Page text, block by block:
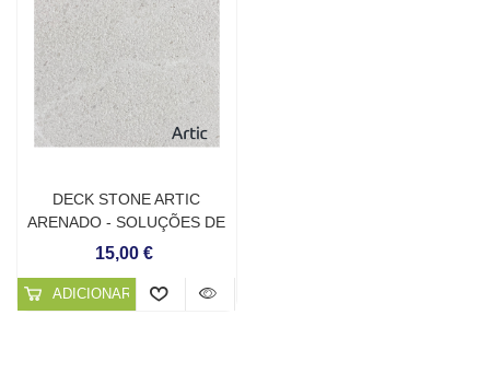
DECK STONE ARTIC
ARENADO - SOLUÇÕES DE
PEDRA NATURAL
15,00 €
ADICIONAR AO CARRINHO